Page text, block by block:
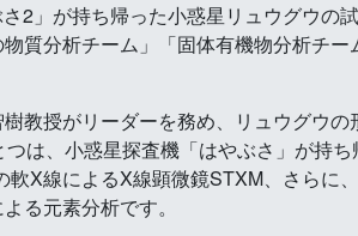
2」が持ち帰った小惑星リュウグウの
質分析チーム」「固体有機物分析チ
教授がリーダーを務め、リュウグウ
は、小惑星探査機「はやぶさ」が持
X線によるX線顕微鏡STXM、さらに
る元素分析です。